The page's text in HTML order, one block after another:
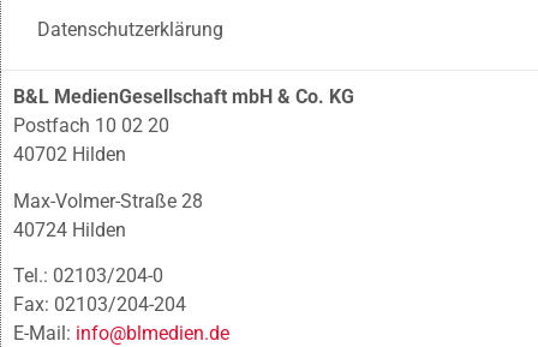
Datenschutzerklärung
B&L MedienGesellschaft mbH & Co. KG
Postfach 10 02 20
40702 Hilden
Max-Volmer-Straße 28
40724 Hilden
Tel.: 02103/204-0
Fax: 02103/204-204
E-Mail: info@blmedien.de